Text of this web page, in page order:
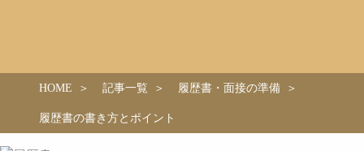
HOME 記事一覧 履歴書・面接の準備
履歴書の書き方とポイント